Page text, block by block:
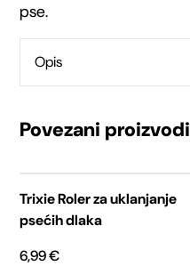
pse
M
količina
pse.
Opis
Povezani proizvodi
Trixie Roler za uklanjanje
psećih dlaka
6,99€